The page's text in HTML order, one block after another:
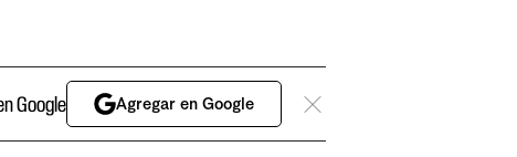
Google Agregar en Google